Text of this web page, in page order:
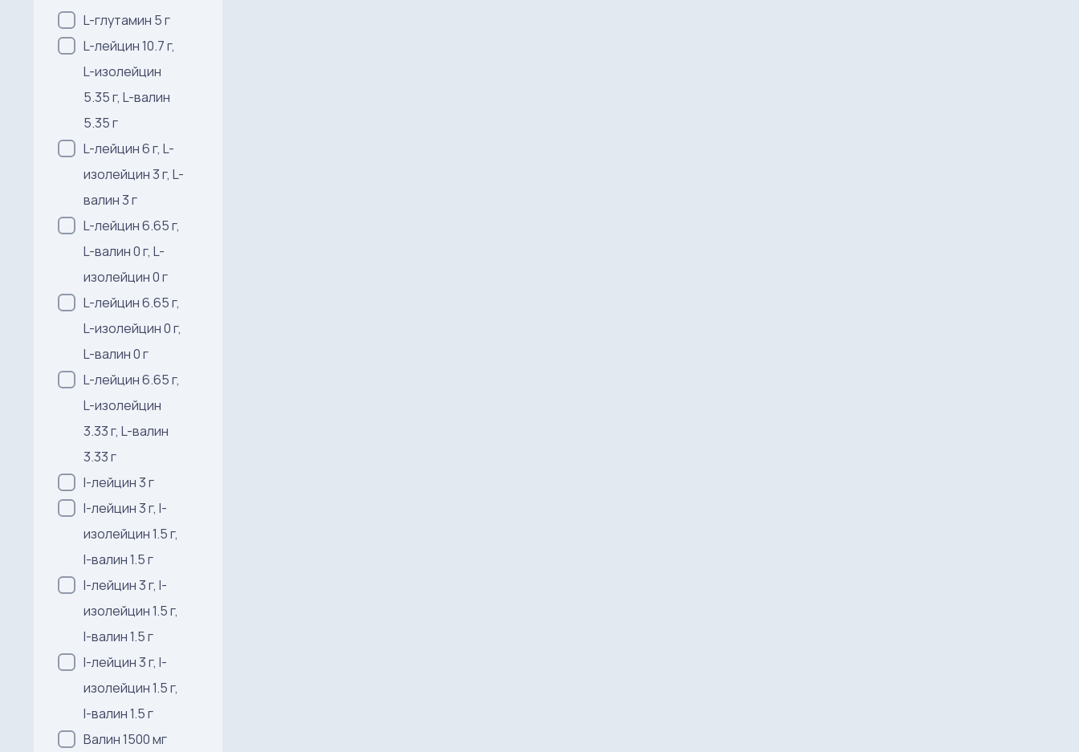
L-глутамин 5 г
L-лейцин 10.7 г,
L-изолейцин
5.35 г, L-валин
5.35 г
L-лейцин 6 г, L-
изолейцин 3 г, L-
валин 3 г
L-лейцин 6.65 г,
L-валин 0 г, L-
изолейцин 0 г
L-лейцин 6.65 г,
L-изолейцин 0 г,
L-валин 0 г
L-лейцин 6.65 г,
L-изолейцин
3.33 г, L-валин
3.33 г
l-лейцин 3 г
l-лейцин 3 г, l-
изолейцин 1.5 г,
l-валин 1.5 г
l-лейцин 3 г, l-
изолейцин 1.5 г,
l-валин 1.5 г
l-лейцин 3 г, l-
изолейцин 1.5 г,
l-валин 1.5 г
Валин 1500 мг